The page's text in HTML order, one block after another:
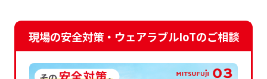
現場の安全対策・ウェアラブルIoTのご相談